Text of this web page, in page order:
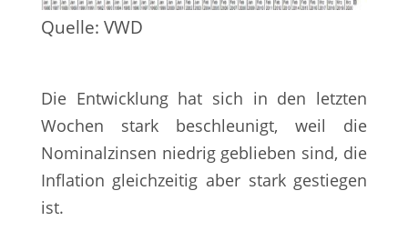
Quelle: VWD
Die Entwicklung hat sich in den letzten
Wochen stark beschleunigt, weil die
Nominalzinsen niedrig geblieben sind, die
Inflation gleichzeitig aber stark gestiegen
ist.